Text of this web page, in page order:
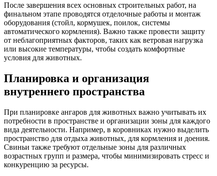
После завершения всех основных строительных работ, на
финальном этапе проводятся отделочные работы и монтаж
оборудования (стойл, кормушек, поилок, системы
автоматического кормления). Важно также провести защиту
от неблагоприятных факторов, таких как ветровая нагрузка
или высокие температуры, чтобы создать комфортные
условия для животных.
Планировка и организация
внутреннего пространства
При планировке ангаров для животных важно учитывать их
потребности в пространстве и организации зоны для каждого
вида деятельности. Например, в коровниках нужно выделить
пространство для отдыха животных, для кормления и доения.
Свиньи также требуют отдельные зоны для различных
возрастных групп и размера, чтобы минимизировать стресс и
конкуренцию за ресурсы.